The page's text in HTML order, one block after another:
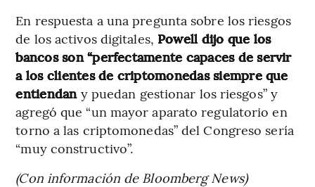
En respuesta a una pregunta sobre los riesgos
de los activos digitales, Powell dijo que los
bancos son “perfectamente capaces de servir
a los clientes de criptomonedas siempre que
entiendany puedan gestionar los riesgos” y
agregó que “un mayor aparato regulatorio en
torno a las criptomonedas” del Congreso sería
“muy constructivo”.
(Con información de Bloomberg News)